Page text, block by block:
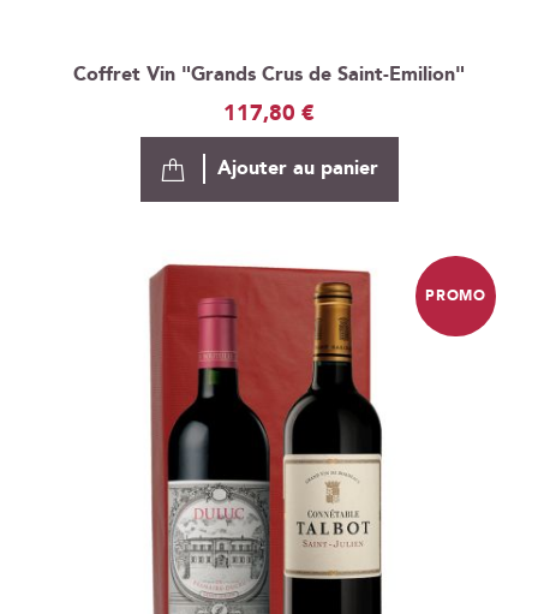
Coffret Vin "Grands Crus de Saint-Emilion"
117,80 €
Ajouter au panier
PROMO